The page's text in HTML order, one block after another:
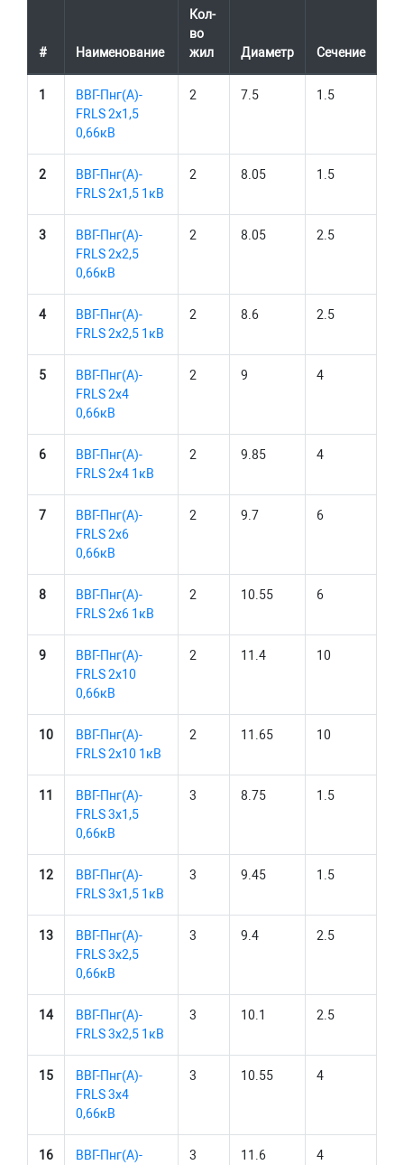
# Наименование
Кол-
во
жил
Диаметр Сечение
1
ВВГ-Пнг(А)-
FRLS 2х1,5
0,66кВ
2 7.5 1.5
2
ВВГ-Пнг(А)-
FRLS 2х1,5 1кВ
2 8.05 1.5
3
ВВГ-Пнг(А)-
FRLS 2х2,5
0,66кВ
2 8.05 2.5
4
ВВГ-Пнг(А)-
FRLS 2х2,5 1кВ
2 8.6 2.5
5
ВВГ-Пнг(А)-
FRLS 2х4
0,66кВ
2 9 4
6
ВВГ-Пнг(А)-
FRLS 2х4 1кВ
2 9.85 4
7
ВВГ-Пнг(А)-
FRLS 2х6
0,66кВ
2 9.7 6
8
ВВГ-Пнг(А)-
FRLS 2х6 1кВ
2 10.55 6
9
ВВГ-Пнг(А)-
FRLS 2х10
0,66кВ
2 11.4 10
10
ВВГ-Пнг(А)-
FRLS 2х10 1кВ
2 11.65 10
11
ВВГ-Пнг(А)-
FRLS 3х1,5
0,66кВ
3 8.75 1.5
12
ВВГ-Пнг(А)-
FRLS 3х1,5 1кВ
3 9.45 1.5
13
ВВГ-Пнг(А)-
FRLS 3х2,5
0,66кВ
3 9.4 2.5
14
ВВГ-Пнг(А)-
FRLS 3х2,5 1кВ
3 10.1 2.5
15
ВВГ-Пнг(А)-
FRLS 3х4
0,66кВ
3 10.55 4
16
ВВГ-Пнг(А)-
3 11.6 4